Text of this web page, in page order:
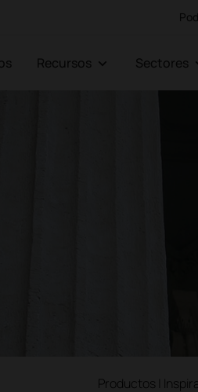
Recursos Sectores
Productos